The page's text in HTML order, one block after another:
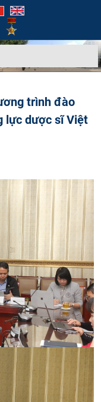
trình đào
lực dược sĩ Việt